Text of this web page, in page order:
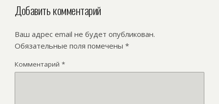
Добавить комментарий
Ваш адрес email не будет опубликован.
Обязательные поля помечены *
Комментарий *